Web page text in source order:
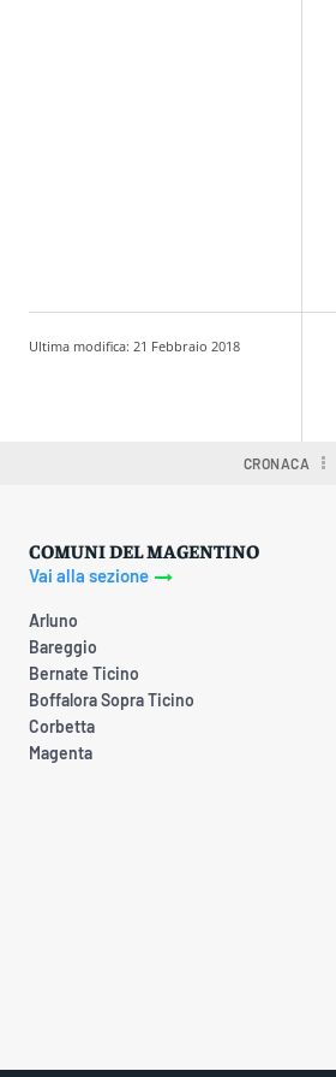
Ultima modifica: 21 Febbraio 2018
CRONACA
COMUNI DEL MAGENTINO
Vai alla sezione
Arluno
Bareggio
Bernate Ticino
Boffalora Sopra Ticino
Corbetta
Magenta